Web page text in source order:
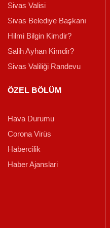
Sivas Valisi
Sivas Belediye Başkanı
Hilmi Bilgin Kimdir?
Salih Ayhan Kimdir?
Sivas Valiliği Randevu
ÖZEL BÖLÜM
Hava Durumu
Corona Virüs
Habercilik
Haber Ajanslari